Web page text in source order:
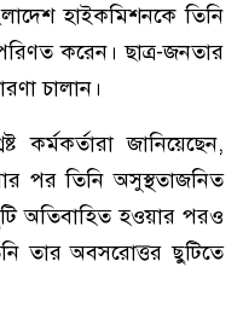
হাইকমিশনকে তিনি
করেন। ছাত্র-জনতার
চালান।
কর্মকর্তারা জানিয়েছেন,
পর তিনি অসুস্থতাজনিত
অতিবাহিত হওয়ার পরও
তার অবসরোত্তর ছুটিতে